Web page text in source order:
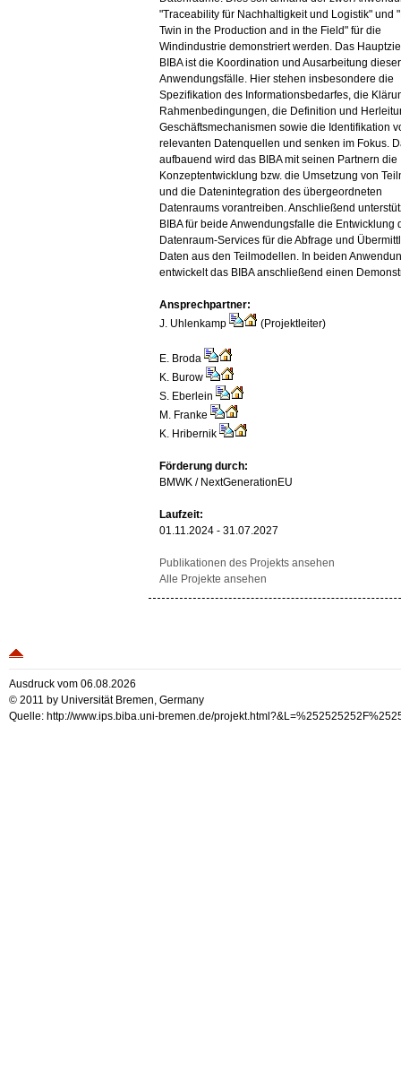
"Traceability für Nachhaltigkeit und Logistik" und
Twin in the Production and in the Field" für die
Windindustrie demonstriert werden. Das
BIBA ist die Koordination und Ausarbeitung
Anwendungsfälle. Hier stehen insbesondere die
Spezifikation des Informationsbedarfes, die
Rahmenbedingungen, die Definition und
Geschäftsmechanismen sowie die Identifikation
relevanten Datenquellen und senken im Fokus.
aufbauend wird das BIBA mit seinen Partnern die
Konzeptentwicklung bzw. die Umsetzung von
und die Datenintegration des übergeordneten
Datenraums vorantreiben. Anschließend
BIBA für beide Anwendungsfalle die Entwicklung
Datenraum-Services für die Abfrage und
Daten aus den Teilmodellen. In beiden
entwickelt das BIBA anschließend einen
Ansprechpartner:
J. Uhlenkamp
(Projektleiter)
E. Broda
K. Burow
S. Eberlein
M. Franke
K. Hribernik
Förderung durch:
BMWK / NextGenerationEU
Laufzeit:
01.11.2024 - 31.07.2027
Publikationen des Projekts ansehen
Alle Projekte ansehen
Ausdruck vom 06.08.2026
© 2011 by Universität Bremen, Germany
Quelle: http://www.ips.biba.uni-bremen.de/